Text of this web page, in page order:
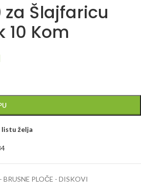
Šlajfaricu
10 Kom
listu želja
BRUSNE PLOČE - DISKOVI